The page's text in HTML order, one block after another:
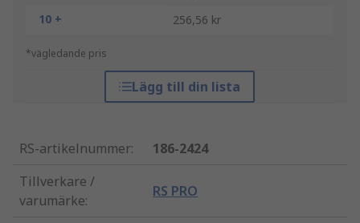
10 +
256,56 kr
*vägledande pris
Lägg till din lista
RS-artikelnummer:
186-2424
Tillverkare /
varumärke:
RS PRO